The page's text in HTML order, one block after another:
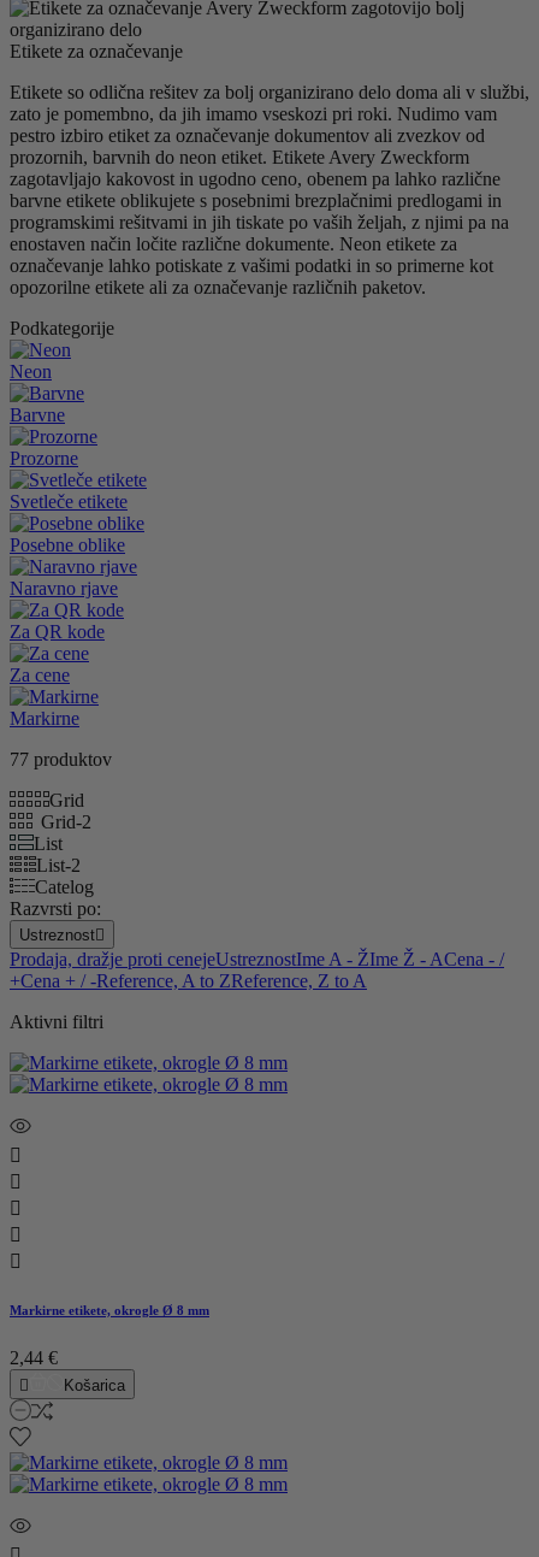
Etikete za označevanje
Etikete so odlična rešitev za bolj organizirano delo doma ali v službi,
zato je pomembno, da jih imamo vseskozi pri roki. Nudimo vam
pestro izbiro etiket za označevanje dokumentov ali zvezkov od
prozornih, barvnih do neon etiket. Etikete Avery Zweckform
zagotavljajo kakovost in ugodno ceno, obenem pa lahko različne
barvne etikete oblikujete s posebnimi brezplačnimi predlogami in
programskimi rešitvami in jih tiskate po vaših željah, z njimi pa na
enostaven način ločite različne dokumente. Neon etikete za
označevanje lahko potiskate z vašimi podatki in so primerne kot
opozorilne etikete ali za označevanje različnih paketov.
Podkategorije
Neon
Barvne
Prozorne
Svetleče etikete
Posebne oblike
Naravno rjave
Za QR kode
Za cene
Markirne
77 produktov
Grid
Grid-2
List
List-2
Catelog
Razvrsti po:
Ustreznost
Prodaja, dražje proti cenejeUstreznostIme A - ŽIme Ž - ACena - /
+Cena + / -Reference, A to ZReference, Z to A
Aktivni filtri





Markirne etikete, okrogle Ø 8 mm
2,44 €
 Košarica